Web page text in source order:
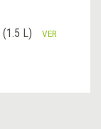
(1.5 L)
VER